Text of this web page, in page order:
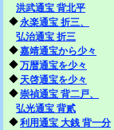
洪武通宝 背北平
◆永楽通宝 折三、
弘治通宝 折三
◆嘉靖通宝から少々
◆万暦通宝を少々
◆ 天啓通宝を少々
◆崇禎通宝 背二戸、
弘光通宝 背貳
◆利用通宝 大銭 背一分